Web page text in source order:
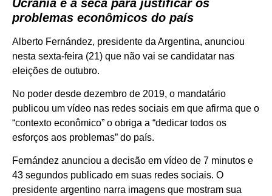
Ucrânia e a seca para justificar os
problemas econômicos do país
Alberto Fernández, presidente da Argentina, anunciou
nesta sexta-feira (21) que não vai se candidatar nas
eleições de outubro.
No poder desde dezembro de 2019, o mandatário
publicou um vídeo nas redes sociais em que afirma que o
“contexto econômico” o obriga a “dedicar todos os
esforços aos problemas” do país.
Fernández anunciou a decisão em vídeo de 7 minutos e
43 segundos publicado em suas redes sociais. O
presidente argentino narra imagens que mostram sua